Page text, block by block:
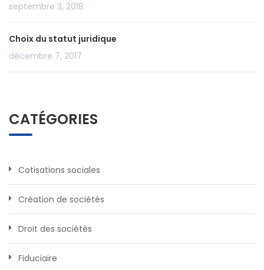
septembre 3, 2018
Choix du statut juridique
décembre 7, 2017
CATÉGORIES
Cotisations sociales
Création de sociétés
Droit des sociétés
Fiduciaire